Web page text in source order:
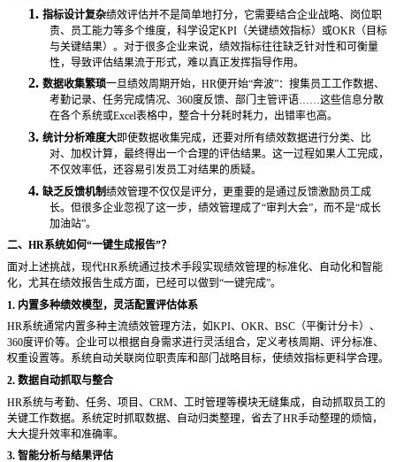
1. 指标设计复杂绩效评估并不是简单地打分，它需要结合企业战略、岗位职
责、员工能力等多个维度，科学设定KPI（关键绩效指标）或OKR（目标
与关键结果）。对于很多企业来说，绩效指标往往缺乏针对性和可衡量
性，导致评估结果流于形式，难以真正发挥指导作用。
2. 数据收集繁琐一旦绩效周期开始， HR便开始“奔波”：搜集员工工作数据、
考勤记录、任务完成情况、360度反馈、部门主管评语……这些信息分散
在各个系统或Excel表格中，整合十分耗时耗力，出错率也高。
3. 统计分析难度大即使数据收集完成，还要对所有绩效数据进行分类、比
对、加权计算，最终得出一个合理的评估结果。这一过程如果人工完成，
不仅效率低，还容易引发员工对结果的质疑。
4. 缺乏反馈机制绩效管理不仅仅是评分，更重要的是通过反馈激励员工成
长。但很多企业忽视了这一步，绩效管理成了“审判大会”，而不是“成长
加油站”。
二、 HR系统如何“一键生成报告”？
面对上述挑战，现代HR系统通过技术手段实现绩效管理的标准化、自动化和智能
化，尤其在绩效报告生成方面，已经可以做到“一键完成”。
1. 内置多种绩效模型，灵活配置评估体系
HR系统通常内置多种主流绩效管理方法，如KPI、OKR、BSC（平衡计分卡）、
360度评价等。企业可以根据自身需求进行灵活组合，定义考核周期、评分标准、
权重设置等。系统自动关联岗位职责库和部门战略目标，使绩效指标更科学合理。
2. 数据自动抓取与整合
HR系统与考勤、任务、项目、CRM、工时管理等模块无缝集成，自动抓取员工的
关键工作数据。系统定时抓取数据、自动归类整理，省去了HR手动整理的烦恼，
大大提升效率和准确率。
3. 智能分析与结果评估